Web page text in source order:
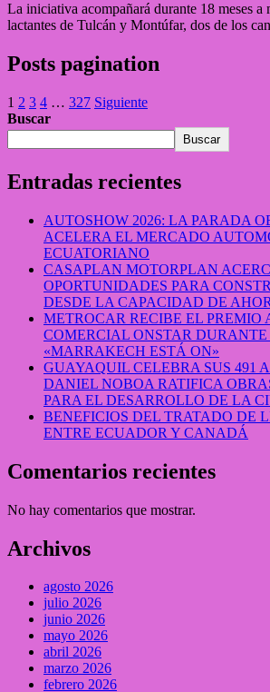
La iniciativa acompañará durante 18 meses a
lactantes de Tulcán y Montúfar, dos de los
Posts pagination
1 2 3 4 … 327 Siguiente
Buscar
Buscar
Entradas recientes
AUTOSHOW 2026: LA PARADA
ACELERA EL MERCADO
ECUATORIANO
CASAPLAN MOTORPLAN
OPORTUNIDADES PARA
DESDE LA CAPACIDAD DE
METROCAR RECIBE EL PREMIO
COMERCIAL ONSTAR
«MARRAKECH ESTÁ ON»
GUAYAQUIL CELEBRA SUS 491
DANIEL NOBOA RATIFICA
PARA EL DESARROLLO DE LA
BENEFICIOS DEL TRATADO DE
ENTRE ECUADOR Y CANADÁ
Comentarios recientes
No hay comentarios que mostrar.
Archivos
agosto 2026
julio 2026
junio 2026
mayo 2026
abril 2026
marzo 2026
febrero 2026